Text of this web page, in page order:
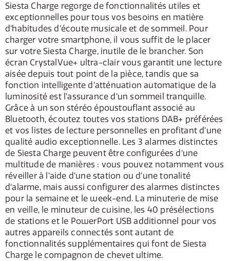
Siesta Charge regorge de fonctionnalités utiles et
exceptionnelles pour tous vos besoins en matière
d’habitudes d’écoute musicale et de sommeil. Pour
charger votre smartphone, il vous suffit de le placer
sur votre Siesta Charge, inutile de le brancher. Son
écran CrystalVue+ ultra-clair vous garantit une lecture
aisée depuis tout point de la pièce, tandis que sa
fonction intelligente d’atténuation automatique de la
luminosité est l’assurance d’un sommeil tranquille.
Grâce à un son stéréo époustouflant associé au
Bluetooth, écoutez toutes vos stations DAB+ préférées
et vos listes de lecture personnelles en profitant d’une
qualité audio exceptionnelle. Les 3 alarmes distinctes
de Siesta Charge peuvent être configurées d’une
multitude de manières : vous pouvez notamment vous
réveiller à l’aide d’une station ou d’une tonalité
d’alarme, mais aussi configurer des alarmes distinctes
pour la semaine et le week-end. La minuterie de mise
en veille, le minuteur de cuisine, les 40 présélections
de stations et le PowerPort USB additionnel pour vos
autres appareils connectés sont autant de
fonctionnalités supplémentaires qui font de Siesta
Charge le compagnon de chevet ultime.